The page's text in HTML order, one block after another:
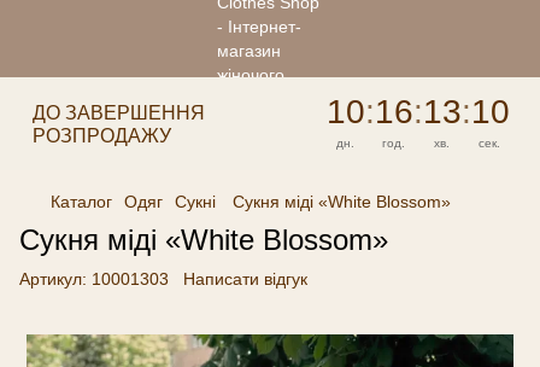
ДО ЗАВЕРШЕННЯ
РОЗПРОДАЖУ
10:16:13:10
дн. год. хв. сек.
Каталог Одяг Сукні Сукня міді «White Blossom»
Сукня міді «White Blossom»
Артикул: 10001303 Написати відгук